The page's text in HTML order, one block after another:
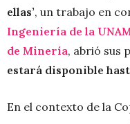
ellas’, un trabajo en
Ingeniería de la
de Minería, abrió sus
estará disponible
En el contexto de la